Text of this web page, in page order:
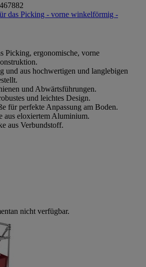
das Picking - vorne winkelförmig -
Picking, ergonomische, vorne
und aus hochwertigen und langlebigen
und Abwärtsführungen.
und leichtes Design.
für perfekte Anpassung am Boden.
aus eloxiertem Aluminium.
aus Verbundstoff.
nicht verfügbar.